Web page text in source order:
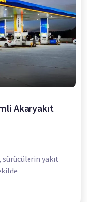
Akaryakıt
yakıt